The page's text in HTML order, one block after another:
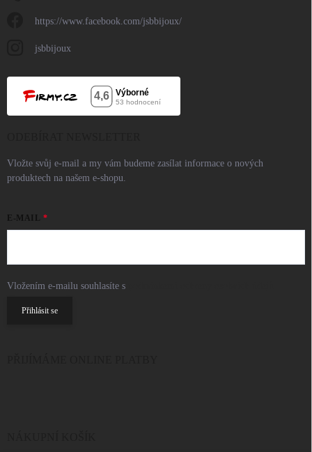
https://www.facebook.com/jsbbijoux/
jsbbijoux
Vložte svůj e-mail a my vám budeme zasílat informace o nových
produktech na našem e-shopu.
E-MAIL
Vložením e-mailu souhlasíte s
Přihlásit se